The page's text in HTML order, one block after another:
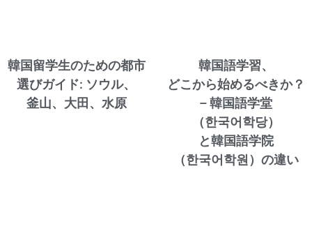
韓国留学生のための都市
選びガイド: ソウル、
釜山、大田、水原
韓国語学習、
どこから始めるべきか？
– 韓国語学堂
（한국어학당）
と韓国語学院
（한국어학원）の違い